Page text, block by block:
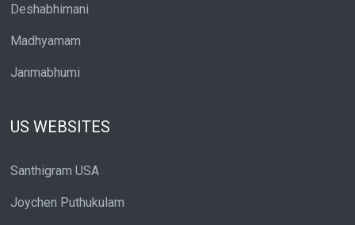
Deshabhimani
Madhyamam
Janmabhumi
US WEBSITES
Santhigram USA
Joychen Puthukulam